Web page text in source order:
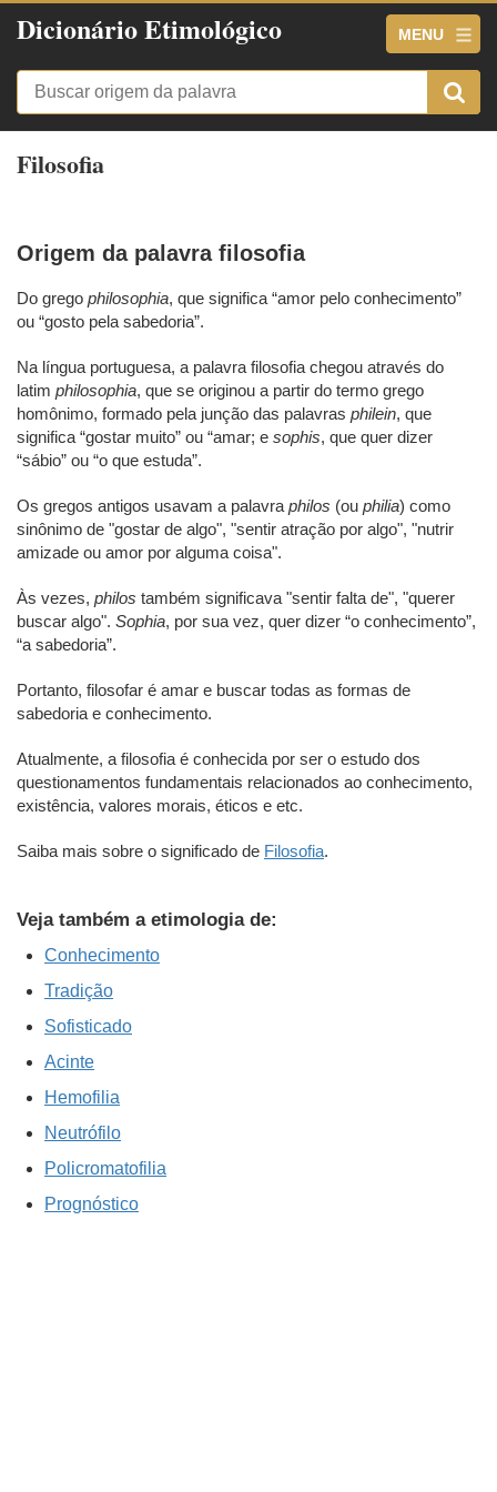
Dicionário Etimológico MENU
Filosofia
Origem da palavra filosofia
Do grego philosophia, que significa “amor pelo conhecimento”
ou “gosto pela sabedoria”.
Na língua portuguesa, a palavra filosofia chegou através do
latim philosophia, que se originou a partir do termo grego
homônimo, formado pela junção das palavras philein, que
significa “gostar muito” ou “amar; e sophis, que quer dizer
“sábio” ou “o que estuda”.
Os gregos antigos usavam a palavra philos (ou philia) como
sinônimo de "gostar de algo", "sentir atração por algo", "nutrir
amizade ou amor por alguma coisa".
Às vezes, philos também significava "sentir falta de", "querer
buscar algo". Sophia, por sua vez, quer dizer “o conhecimento”,
“a sabedoria”.
Portanto, filosofar é amar e buscar todas as formas de
sabedoria e conhecimento.
Atualmente, a filosofia é conhecida por ser o estudo dos
questionamentos fundamentais relacionados ao conhecimento,
existência, valores morais, éticos e etc.
Saiba mais sobre o significado de Filosofia.
Veja também a etimologia de:
Conhecimento
Tradição
Sofisticado
Acinte
Hemofilia
Neutrófilo
Policromatofilia
Prognóstico